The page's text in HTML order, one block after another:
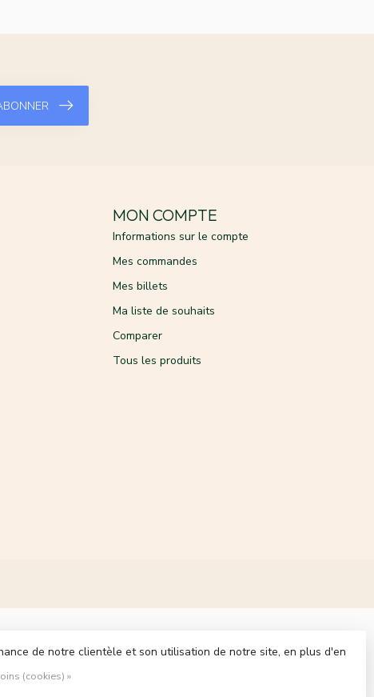
MON COMPTE
Informations sur le compte
Mes commandes
Mes billets
Ma liste de souhaits
Comparer
Tous les produits
de notre clientèle et son utilisation de notre site, en plus d'en
(cookies) »